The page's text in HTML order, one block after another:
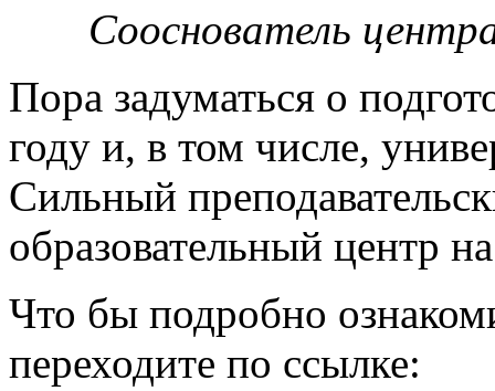
Сооснователь
Пора задуматься о
году и, в том числе,
Сильный
образовательный центр
Что бы подробно
переходите по ссылке: